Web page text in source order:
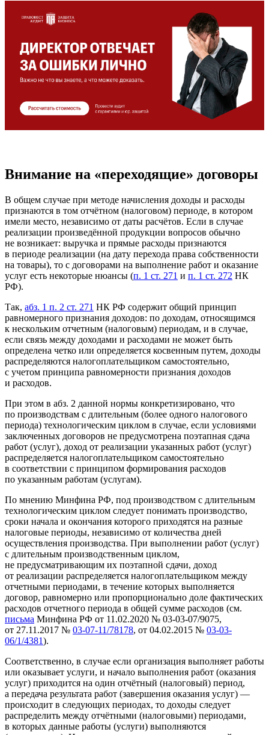
Внимание на «переходящие» договоры
В общем случае при методе начисления доходы и расходы
признаются в том отчётном (налоговом) периоде, в котором
имели место, независимо от даты расчётов. Если в случае
реализации произведённой продукции вопросов обычно
не возникает: выручка и прямые расходы признаются
в периоде реализации (на дату перехода права собственности
на товары), то с договорами на выполнение работ и оказание
услуг есть некоторые нюансы (п. 1 ст. 271 и п. 1 ст. 272 НК
РФ).
Так, абз. 1 п. 2 ст. 271 НК РФ содержит общий принцип
равномерного признания доходов: по доходам, относящимся
к нескольким отчетным (налоговым) периодам, и в случае,
если связь между доходами и расходами не может быть
определена четко или определяется косвенным путем, доходы
распределяются налогоплательщиком самостоятельно,
с учетом принципа равномерности признания доходов
и расходов.
При этом в абз. 2 данной нормы конкретизировано, что
по производствам с длительным (более одного налогового
периода) технологическим циклом в случае, если условиями
заключенных договоров не предусмотрена поэтапная сдача
работ (услуг), доход от реализации указанных работ (услуг)
распределяется налогоплательщиком самостоятельно
в соответствии с принципом формирования расходов
по указанным работам (услугам).
По мнению Минфина РФ, под производством с длительным
технологическим циклом следует понимать производство,
сроки начала и окончания которого приходятся на разные
налоговые периоды, независимо от количества дней
осуществления производства. При выполнении работ (услуг)
с длительным производственным циклом,
не предусматривающим их поэтапной сдачи, доход
от реализации распределяется налогоплательщиком между
отчетными периодами, в течение которых выполняется
договор, равномерно или пропорционально доле фактических
расходов отчетного периода в общей сумме расходов (см.
письма Минфина РФ от 11.02.2020 № 03-03-07/9075,
от 27.11.2017 № 03-07-11/78178, от 04.02.2015 № 03-03-
06/1/4381).
Соответственно, в случае если организация выполняет работы
или оказывает услуги, и начало выполнения работ (оказания
услуг) приходится на один отчётный (налоговый) период,
а передача результата работ (завершения оказания услуг) —
происходит в следующих периодах, то доходы следует
распределить между отчётными (налоговыми) периодами,
в которых данные работы (услуги) выполняются